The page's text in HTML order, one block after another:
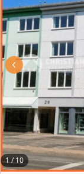
1/10